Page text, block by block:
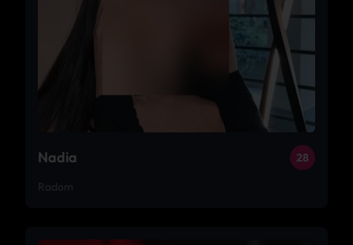
Nadia 28
Radom